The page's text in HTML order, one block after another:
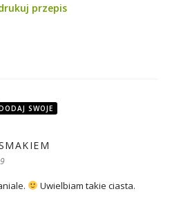
przepis
SWOJE
Uwielbiam takie ciasta.